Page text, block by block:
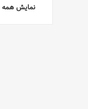
نمایش همه